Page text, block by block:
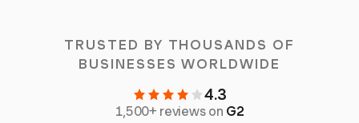
TRUSTED BY THOUSANDS OF
BUSINESSES WORLDWIDE
4.3
1,500+ reviews on G2